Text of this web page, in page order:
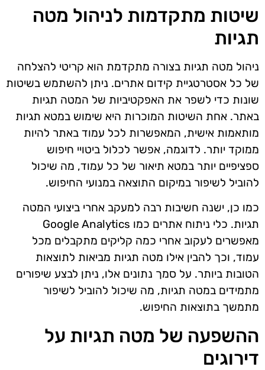
שיטות מתקדמות לניהול מטה
תגיות
ניהול מטה תגיות בצורה מתקדמת הוא קריטי להצלחה
של כל אסטרטגיית קידום אתרים. ניתן להשתמש בשיטות
שונות כדי לשפר את האפקטיביות של המטה תגיות
באתר. אחת השיטות המוכרות היא שימוש במטא תגיות
מותאמות אישית, המאפשרות לכל עמוד באתר להיות
ממוקד יותר. לדוגמה, אפשר לכלול ביטויי חיפוש
ספציפיים יותר במטא תיאור של כל עמוד, מה שיכול
להוביל לשיפור במיקום התוצאה במנועי החיפוש.
כמו כן, ישנה חשיבות רבה למעקב אחרי ביצועי המטה
תגיות. כלי ניתוח אתרים כמו Google Analytics
מאפשרים לעקוב אחרי כמה קליקים מתקבלים מכל
עמוד, וכך להבין אילו מטה תגיות מביאות לתוצאות
הטובות ביותר. על סמך נתונים אלו, ניתן לבצע שיפורים
מתמידים במטה תגיות, מה שיכול להוביל לשיפור
מתמשך בתוצאות החיפוש.
ההשפעה של מטה תגיות על
דירוגים